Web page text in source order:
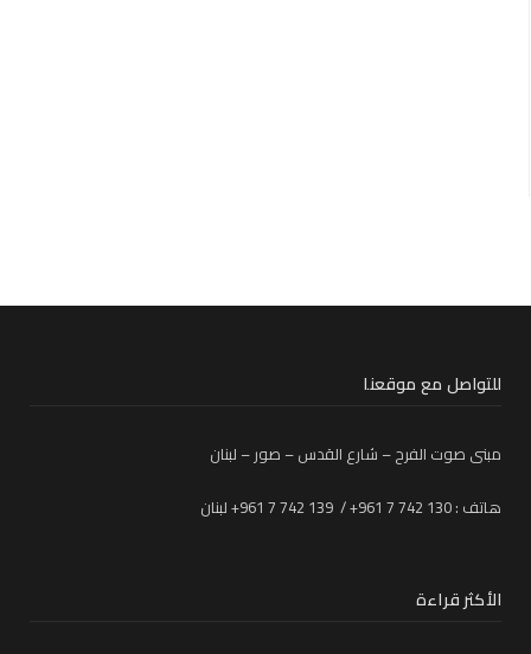
للتواصل مع موقعنا
مبنى صوت الفرح – شارع القدس – صور – لبنان
هاتف : 130 742 7 961+ / 139 742 7 961+ لبنان
الأكثر قراءة